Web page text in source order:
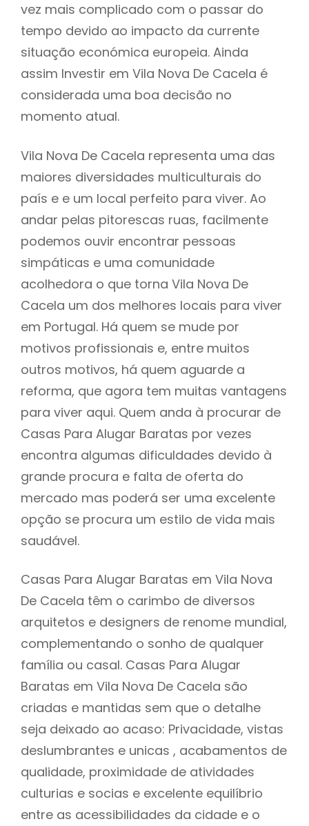
vez mais complicado com o passar do
tempo devido ao impacto da currente
situação económica europeia. Ainda
assim Investir em Vila Nova De Cacela é
considerada uma boa decisão no
momento atual.
Vila Nova De Cacela representa uma das
maiores diversidades multiculturais do
país e e um local perfeito para viver. Ao
andar pelas pitorescas ruas, facilmente
podemos ouvir encontrar pessoas
simpáticas e uma comunidade
acolhedora o que torna Vila Nova De
Cacela um dos melhores locais para viver
em Portugal. Há quem se mude por
motivos profissionais e, entre muitos
outros motivos, há quem aguarde a
reforma, que agora tem muitas vantagens
para viver aqui. Quem anda à procurar de
Casas Para Alugar Baratas por vezes
encontra algumas dificuldades devido à
grande procura e falta de oferta do
mercado mas poderá ser uma excelente
opção se procura um estilo de vida mais
saudável.
Casas Para Alugar Baratas em Vila Nova
De Cacela têm o carimbo de diversos
arquitetos e designers de renome mundial,
complementando o sonho de qualquer
família ou casal. Casas Para Alugar
Baratas em Vila Nova De Cacela são
criadas e mantidas sem que o detalhe
seja deixado ao acaso: Privacidade, vistas
deslumbrantes e unicas , acabamentos de
qualidade, proximidade de atividades
culturias e socias e excelente equilíbrio
entre as acessibilidades da cidade e o